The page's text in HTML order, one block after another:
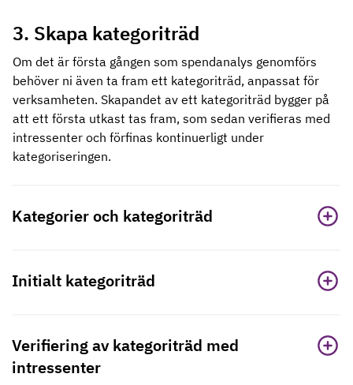
3. Skapa kategoriträd
Om det är första gången som spendanalys genomförs
behöver ni även ta fram ett kategoriträd, anpassat för
verksamheten. Skapandet av ett kategoriträd bygger på
att ett första utkast tas fram, som sedan verifieras med
intressenter och förfinas kontinuerligt under
kategoriseringen.
Kategorier och kategoriträd
Initialt kategoriträd
Verifiering av kategoriträd med
intressenter